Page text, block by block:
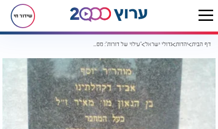
שידור חי
דף הבית יהדות גדולי ישראל "עילוי של דורות": מסעו ופסיקתו של בעל ה"פרי מגדים"